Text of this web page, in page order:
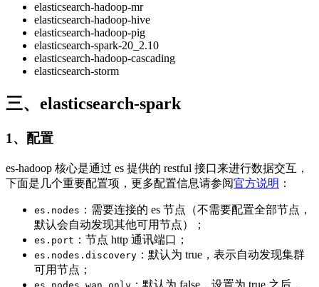
elasticsearch-hadoop-mr
elasticsearch-hadoop-hive
elasticsearch-hadoop-pig
elasticsearch-spark-20_2.10
elasticsearch-hadoop-cascading
elasticsearch-storm
三、elasticsearch-spark
1、配置
es-hadoop 核心是通过 es 提供的 restful 接口来进行数据交互，
下面是几个重要配置项，更多配置信息请参阅官方说明 ：
es.nodes ：需要连接的 es 节点（不需要配置全部节点，
默认会自动发现其他可用节点）；
es.port ：节点 http 通讯端口；
es.nodes.discovery ：默认为 true，表示自动发现集群
可用节点；
：默认为 false，设置为 true 之后，